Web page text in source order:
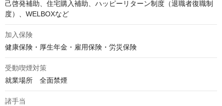
己啓発補助、住宅購入補助、ハッピーリターン制度（退職者復職制
度）、WELBOXなど
加入保険
健康保険・厚生年金・雇用保険・労災保険
受動喫煙対策
就業場所　全面禁煙
諸手当